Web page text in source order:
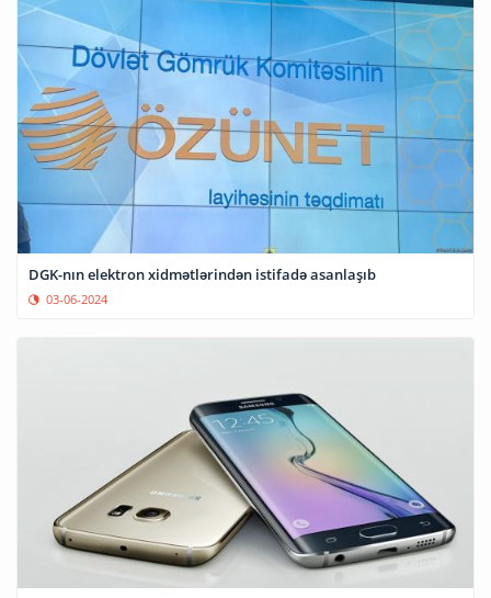
DGK-nın elektron xidmətlərindən istifadə asanlaşıb
03-06-2024